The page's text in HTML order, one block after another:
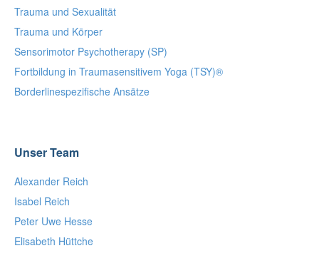
Trauma und Sexualität
Trauma und Körper
Sensorimotor Psychotherapy (SP)
Fortbildung in Traumasensitivem Yoga (TSY)®
Borderlinespezifische Ansätze
Unser Team
Alexander Reich
Isabel Reich
Peter Uwe Hesse
Elisabeth Hüttche